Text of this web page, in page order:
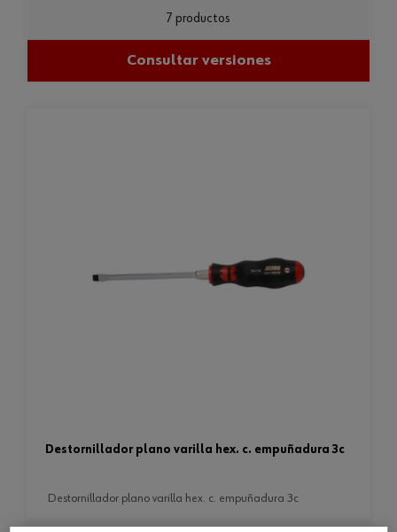
7 productos
Consultar versiones
destornillador plano varilla hex. c. empuñadura 3c
destornillador plano varilla hex. c. empuñadura 3c